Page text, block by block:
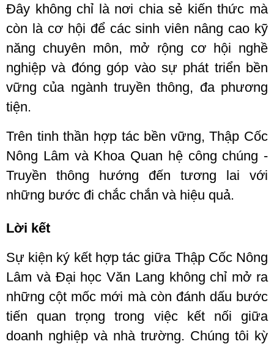
Đây không chỉ là nơi chia sẻ kiến thức mà
còn là cơ hội để các sinh viên nâng cao kỹ
năng chuyên môn, mở rộng cơ hội nghề
nghiệp và đóng góp vào sự phát triển bền
vững của ngành truyền thông, đa phương
tiện.
Trên tinh thần hợp tác bền vững, Thập Cốc
Nông Lâm và Khoa Quan hệ công chúng -
Truyền thông hướng đến tương lai với
những bước đi chắc chắn và hiệu quả.
Lời kết
Sự kiện ký kết hợp tác giữa Thập Cốc Nông
Lâm và Đại học Văn Lang không chỉ mở ra
những cột mốc mới mà còn đánh dấu bước
tiến quan trọng trong việc kết nối giữa
doanh nghiệp và nhà trường. Chúng tôi kỳ